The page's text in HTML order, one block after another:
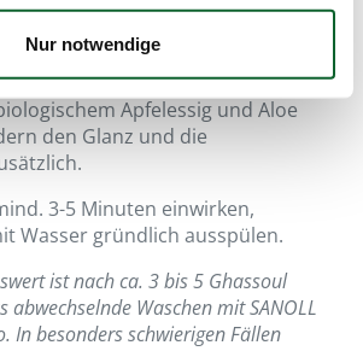
Nur notwendige
9005535001141 ,Füllmenge:200 ml
kommt besonders die milde
und Quinoa zur Geltung.
Apfelessig und Aloe
den Glanz und die
3-5 Minuten einwirken,
Wasser gründlich ausspülen.
ist nach ca. 3 bis 5 Ghassoul
abwechselnde Waschen mit SANOLL
In besonders schwierigen Fällen